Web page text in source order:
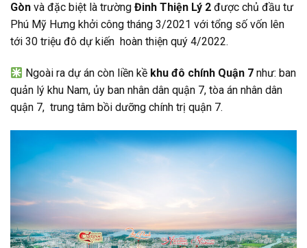
Gòn và đặc biệt là trường Đinh Thiện Lý 2 được chủ đầu tư
Phú Mỹ Hưng khởi công tháng 3/2021 với tổng số vốn lên
tới 30 triệu đô dự kiến hoàn thiện quý 4/2022.
Ngoài ra dự án còn liền kề khu đô chính Quận 7 như: ban
quản lý khu Nam, ủy ban nhân dân quận 7, tòa án nhân dân
quận 7, trung tâm bồi dưỡng chính trị quận 7.